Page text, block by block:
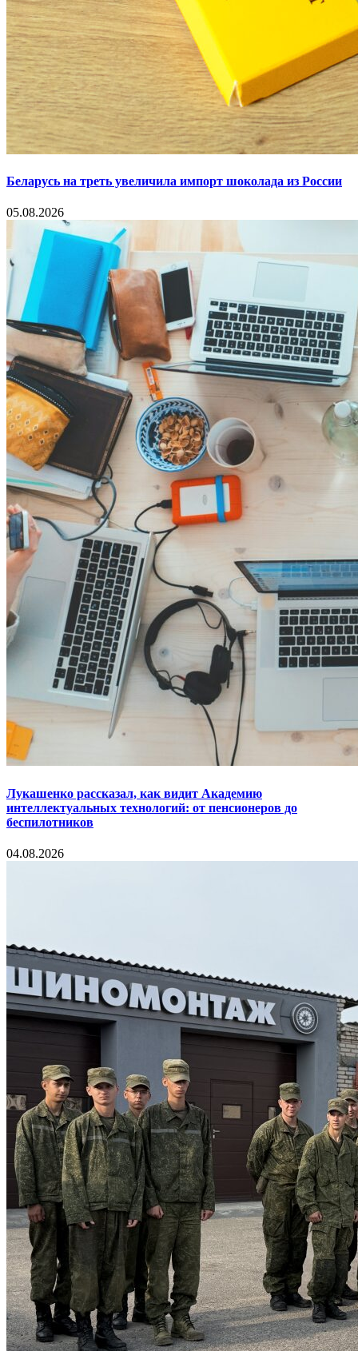
Беларусь на треть увеличила импорт шоколада из России
05.08.2026
Лукашенко рассказал, как видит Академию
интеллектуальных технологий: от пенсионеров до
беспилотников
04.08.2026